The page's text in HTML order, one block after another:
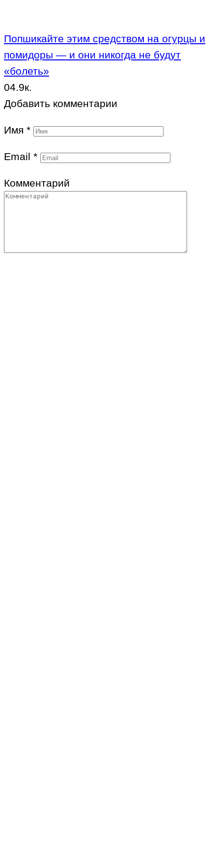
Попшикайте этим средством на огурцы и
помидоры — и они никогда не будут
«болеть»
04.9к.
Добавить комментарии
Имя *
Email *
Комментарий